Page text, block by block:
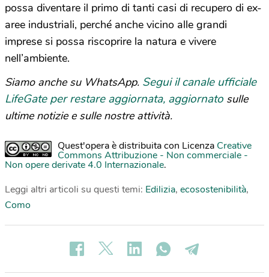
possa diventare il primo di tanti casi di recupero di ex-
aree industriali, perché anche vicino alle grandi
imprese si possa riscoprire la natura e vivere
nell’ambiente.
Siamo anche su WhatsApp. Segui il canale ufficiale
LifeGate per restare aggiornata, aggiornato sulle
ultime notizie e sulle nostre attività.
Quest'opera è distribuita con Licenza Creative
Commons Attribuzione - Non commerciale -
Non opere derivate 4.0 Internazionale.
Leggi altri articoli su questi temi: Edilizia, ecosostenibilità,
Como